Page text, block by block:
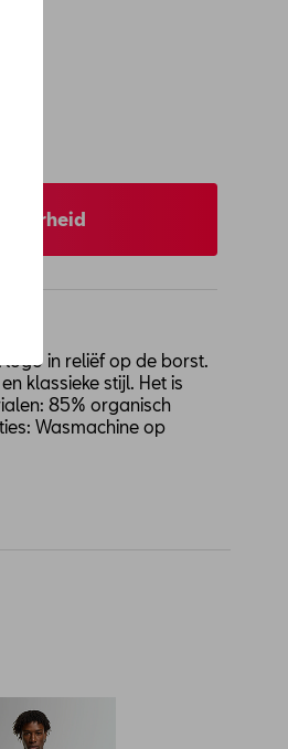
logo in reliëf op de borst.
klassieke stijl. Het is
85% organisch
Wasmachine op